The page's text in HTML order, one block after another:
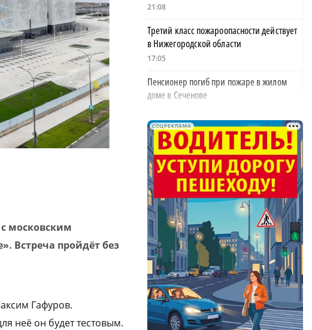
московским
Встреча пройдёт без
Гафуров.
неё он будет тестовым.
21:08
Третий класс пожароопасности действует
в Нижегородской области
17:05
Пенсионер погиб при пожаре в жилом
доме в Сеченове
Нижегородец перевел мошенникам более
7,5 млн рублей
15:44
Часть Блиновского пассажа продают в
Нижнем Новгороде
15:04
Врач Николенко назвал причины
усталости у детей
14:50
СОЦРЕКЛАМА